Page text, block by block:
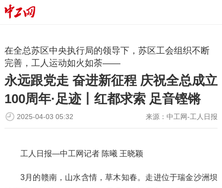
在全总苏区中央执行局的领导下，苏区工会组织不断
完善，工人运动如火如荼——
永远跟党走 奋进新征程 庆祝全总成立
100周年·足迹丨红都求索 足音铿锵
来源：中工网-工人日报
2025-04-03 05:32
工人日报—中工网记者 陈曦 王晓颖
3月的赣南，山水含情，草木知春。走进位于瑞金沙洲坝